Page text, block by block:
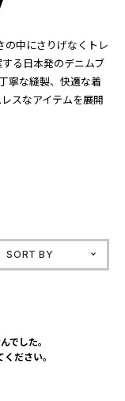
の中にさりげなくトレ
る日本発のデニムブ
寧な縫製、快適な着
スなアイテムを展開
SORT BY
でした。
ださい。